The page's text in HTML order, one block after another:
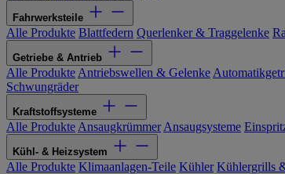
Fahrwerksteile
Alle Produkte Blattfedern Querlenker & Traggelenke
Getriebe & Antrieb
Alle Produkte Antriebswellen & Gelenke
Schwungräder
Kraftstoffsysteme
Alle Produkte Ansaugkrümmer Ansaugsysteme
Kühl- & Heizsystem
Alle Produkte Klimaanlagen-Teile Kühler Kühlergrills